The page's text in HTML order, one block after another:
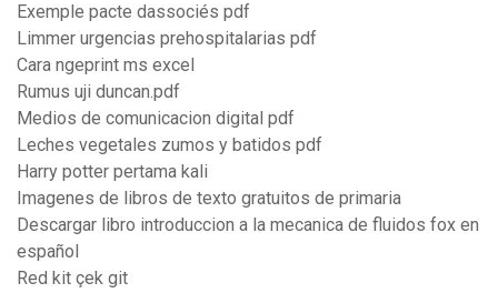
Exemple pacte dassociés pdf
Limmer urgencias prehospitalarias pdf
Cara ngeprint ms excel
Rumus uji duncan.pdf
Medios de comunicacion digital pdf
Leches vegetales zumos y batidos pdf
Harry potter pertama kali
Imagenes de libros de texto gratuitos de primaria
Descargar libro introduccion a la mecanica de fluidos fox en
español
Red kit çek git